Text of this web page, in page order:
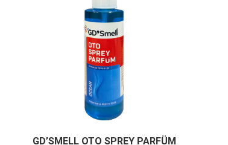
GD’SMELL OTO SPREY PARFÜM